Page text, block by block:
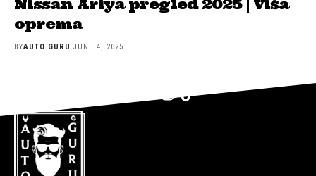
Nissan Ariya pregled 2025 | Viša
oprema
BYAUTO GURU JUNE 4, 2025